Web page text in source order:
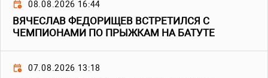
08.08.2026 16:44
ВЯЧЕСЛАВ ФЕДОРИЩЕВ ВСТРЕТИЛСЯ С
ЧЕМПИОНАМИ ПО ПРЫЖКАМ НА БАТУТЕ
07.08.2026 13:18